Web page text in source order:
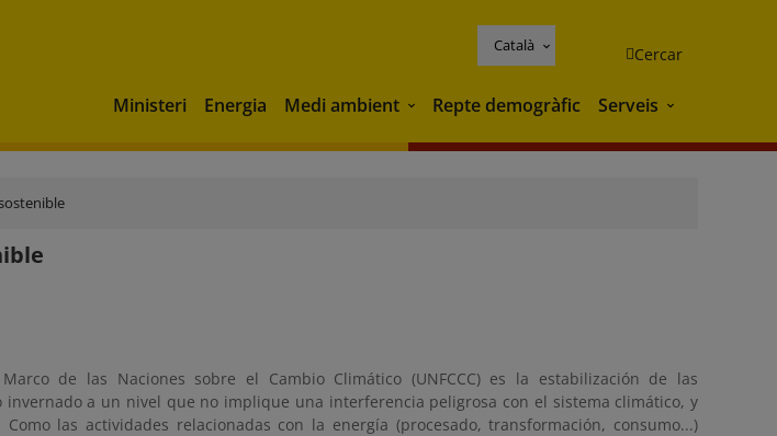
Català Cercar
Ministeri Energia Medi ambient Medi ambient
Repte demogràfic Serveis Serveis
de las Naciones sobre el Cambio Climático (UNFCCC) es la estabilización de las
invernado a un nivel que no implique una interferencia peligrosa con el sistema climático, y
las actividades relacionadas con la energía (procesado, transformación, consumo...)